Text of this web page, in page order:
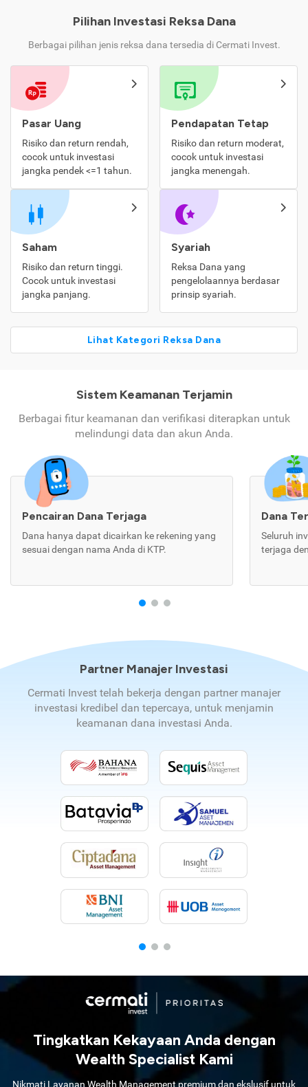
Pilihan Investasi Reksa Dana
Berbagai pilihan jenis reksa dana tersedia di Cermati Invest.
Pasar Uang
Risiko dan return rendah,
cocok untuk investasi
jangka pendek <=1 tahun.
Pendapatan Tetap
Risiko dan return moderat,
cocok untuk investasi
jangka menengah.
Saham
Risiko dan return tinggi.
Cocok untuk investasi
jangka panjang.
Syariah
Reksa Dana yang
pengelolaannya berdasar
prinsip syariah.
Lihat Kategori Reksa Dana
Sistem Keamanan Terjamin
Berbagai fitur keamanan dan verifikasi diterapkan untuk
melindungi data dan akun Anda.
Pencairan Dana Terjaga
Dana hanya dapat dicairkan ke rekening yang
sesuai dengan nama Anda di KTP.
Dana
Seluruh
terjaga
Partner Manajer Investasi
Cermati Invest telah bekerja dengan partner manajer
investasi kredibel dan tepercaya, untuk menjamin
keamanan dana investasi Anda.
Tingkatkan Kekayaan Anda dengan
Wealth Specialist Kami
Nikmati Layanan Wealth Management premium dan ekslusif untuk